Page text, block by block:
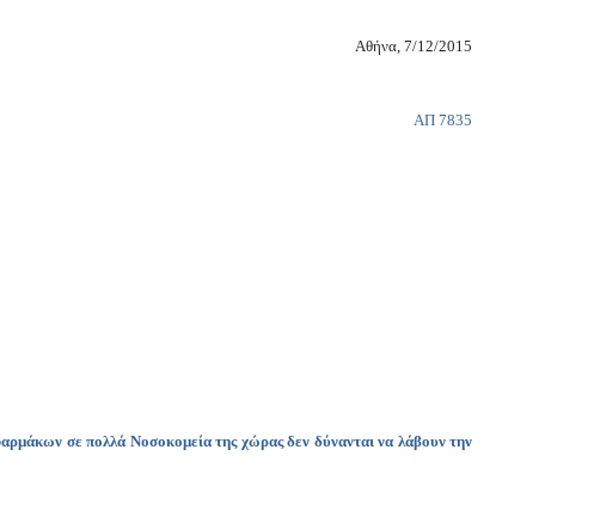
Αθήνα, 7/12/2015
ΑΠ 7835
σε πολλά Νοσοκομεία της χώρας δεν δύνανται να λάβουν την